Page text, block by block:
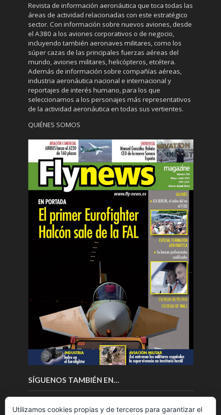
Revista de información aeronáutica que toca todas las
áreas de actividad relacionadas con este estratégico
sector. Con información sobre nuevos aviones, desde
el A380 a los aviones corporativos o de negocio,
incluyendo también aeronaves militares, como los
súper cazas de las principales fuerzas aéreas del
mundo, aviones militares, helicópteros, etcétera.
Además de información sobre compañías aéreas,
industria aeronáutica nacional e internacional y
reportajes de interés humano, para los que
seleccionamos a los personajes más representativos
de la actividad aeronáutica en todas sus vertientes.
QUIÉNES SOMOS
SÍGUENOS TAMBIÉN EN…
Utilizamos cookies propias y de terceros para garantizar el